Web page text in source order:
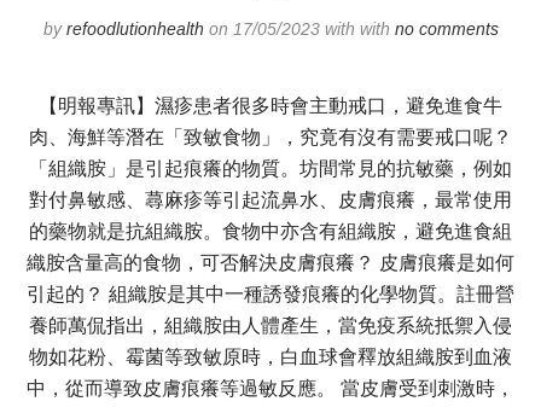
byrefoodlutionhealth on 17/05/2023 with with no comments
【明報專訊】濕疹患者很多時會主動戒口，避免進食牛
肉、海鮮等潛在「致敏食物」，究竟有沒有需要戒口呢？
「組織胺」是引起痕癢的物質。坊間常見的抗敏藥，例如
對付鼻敏感、蕁麻疹等引起流鼻水、皮膚痕癢，最常使用
的藥物就是抗組織胺。食物中亦含有組織胺，避免進食組
織胺含量高的食物，可否解決皮膚痕癢？ 皮膚痕癢是如何
引起的？ 組織胺是其中一種誘發痕癢的化學物質。註冊營
養師萬侃指出，組織胺由人體產生，當免疫系統抵禦入侵
物如花粉、霉菌等致敏原時，白血球會釋放組織胺到血液
中，從而導致皮膚痕癢等過敏反應。 當皮膚受到刺激時，